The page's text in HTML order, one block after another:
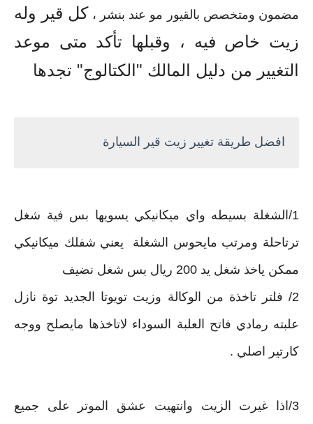
مضمون ومتخصص بالقيور مو عند بنشر‬ ، كل قير وله
زيت خاص فيه‬ ، وقبلها تأكد متى موعد
التغيير من دليل المالك "الكتالوج"‬ تجدها
افضل طريقة تغيير زيت قير السيارة
1/الشغلة بسيطه واي ميكانيكي يسويها بس فية شغل
ترتاحلة ومرتب مايحوس الشغلة يعني شفلك ميكانيكي
ممكن ياخذ شغل يد 200 ريال بس شغل نضيف
2/ فلتر تاخذة من الوكالة وزيت تويوتا الجديد توة نازل
علبته رمادي فاتح العلبة السوداء لاتاخذها مايصلح ووجه
كارتير اصلي .
3/اذا غيرت الزيت وانتهيت عشق الموتر على جميع